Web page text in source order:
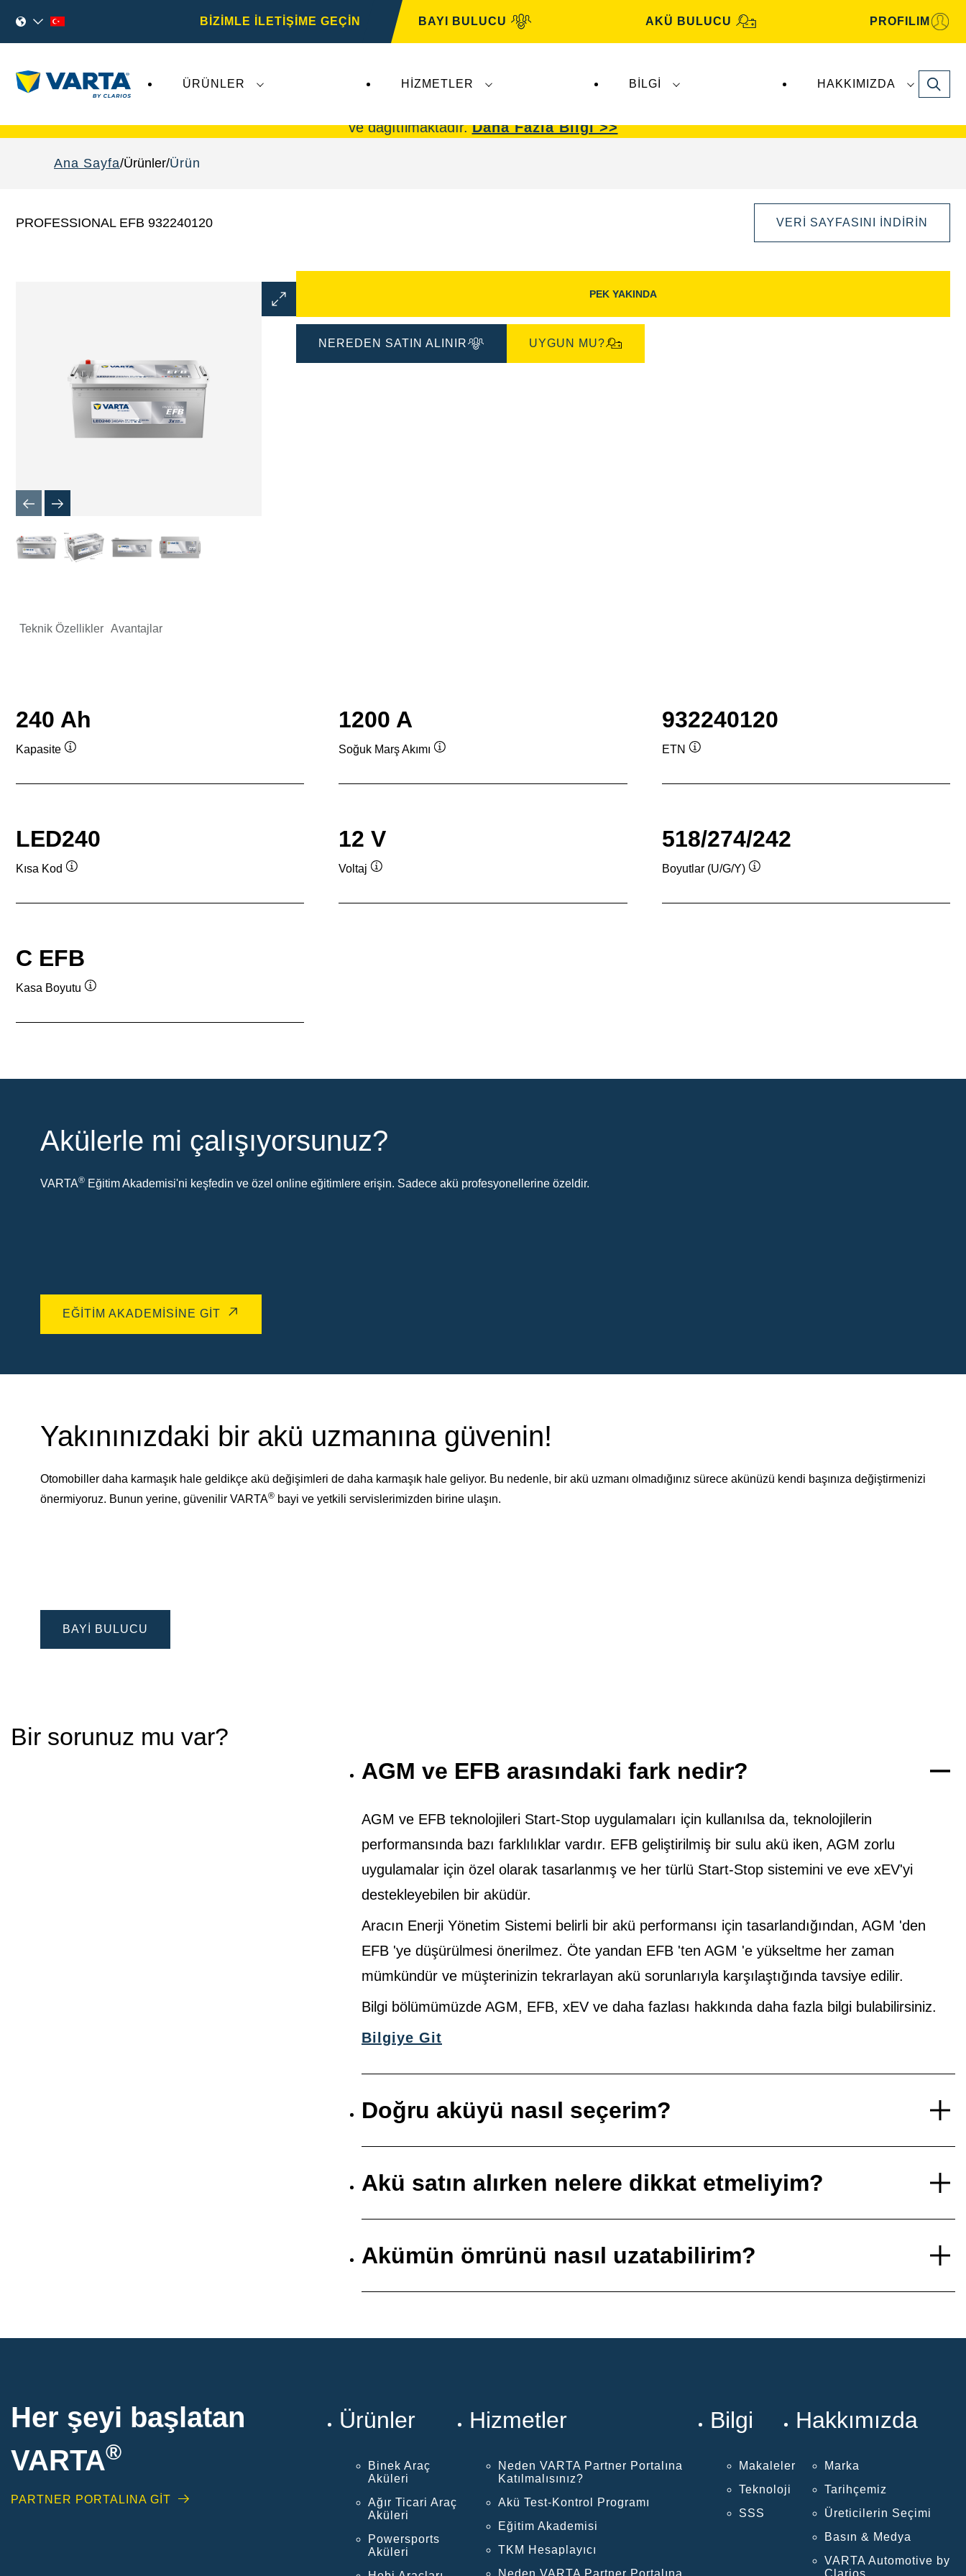
BİZİMLE İLETİŞİME GEÇİN BAYI BULUCU AKÜ BULUCU PROFILIM
ÜRÜNLER HIZMETLER BILGI HAKKIMIZDA Search
ve dağıtılmaktadır.Daha Fazla Bilgi >>
Ana Sayfa Ürünler Ürün
PROFESSIONAL EFB 932240120 VERI SAYFASINI İNDIRIN
Görüntü
Aç
İletişim
Görüntü
İletişim
Kutusu
PEK YAKINDA
NEREDEN SATIN ALINIR UYGUN MU?
Teknik Özellikler Avantajlar
240 Ah
Kapasite
1200 A
Soğuk Marş Akımı
932240120
ETN
LED240
Kısa Kod
12 V
Voltaj
518/274/242
Boyutlar (U/G/Y)
C EFB
Kasa Boyutu
Akülerle mi çalışıyorsunuz?
VARTA® Eğitim Akademisi'ni keşfedin ve özel online eğitimlere erişin. Sadece akü profesyonellerine özeldir.
EĞITIM AKADEMISINE GIT
Yakınınızdaki bir akü uzmanına güvenin!
Otomobiller daha karmaşık hale geldikçe akü değişimleri de daha karmaşık hale geliyor. Bu nedenle, bir akü uzmanı olmadığınız sürece akünüzü kendi başınıza değiştirmenizi
önermiyoruz. Bunun yerine, güvenilir VARTA® bayi ve yetkili servislerimizden birine ulaşın.
BAYI BULUCU
Bir sorunuz mu var?
AGM ve EFB arasındaki fark nedir?
AGM ve EFB teknolojileri Start-Stop uygulamaları için kullanılsa da, teknolojilerin
performansında bazı farklılıklar vardır. EFB geliştirilmiş bir sulu akü iken, AGM zorlu
uygulamalar için özel olarak tasarlanmış ve her türlü Start-Stop sistemini ve eve xEV'yi
destekleyebilen bir aküdür.
Aracın Enerji Yönetim Sistemi belirli bir akü performansı için tasarlandığından, AGM 'den
EFB 'ye düşürülmesi önerilmez. Öte yandan EFB 'ten AGM 'e yükseltme her zaman
mümkündür ve müşterinizin tekrarlayan akü sorunlarıyla karşılaştığında tavsiye edilir.
Bilgi bölümümüzde AGM, EFB, xEV ve daha fazlası hakkında daha fazla bilgi bulabilirsiniz.
Bilgiye Git
Doğru aküyü nasıl seçerim?
Akü satın alırken nelere dikkat etmeliyim?
Akümün ömrünü nasıl uzatabilirim?
Her şeyi başlatan
VARTA®
PARTNER PORTALINA GİT
Ürünler
Binek Araç
Aküleri
Ağır Ticari Araç
Aküleri
Powersports
Aküleri
Hizmetler
Neden VARTA Partner Portalına
Katılmalısınız?
Akü Test-Kontrol Programı
Eğitim Akademisi
TKM Hesaplayıcı
Bilgi
Makaleler
Teknoloji
SSS
Hakkımızda
Marka
Tarihçemiz
Üreticilerin Seçimi
Basın & Medya
VARTA Automotive by